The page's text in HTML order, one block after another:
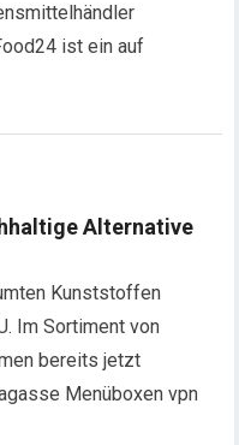
ist ein auf
Alternative
Kunststoffen
Im Sortiment von
bereits jetzt
Menüboxen vpn